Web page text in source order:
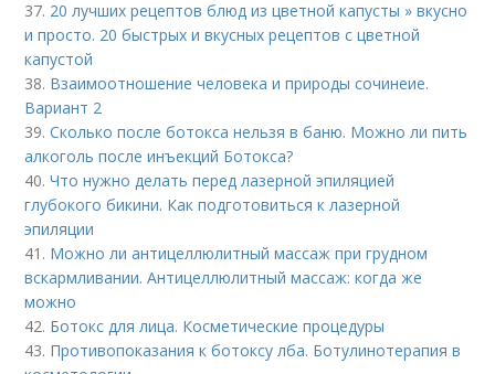
37. 20 лучших рецептов блюд из цветной капусты » вкусно
и просто. 20 быстрых и вкусных рецептов с цветной
капустой
38. Взаимоотношение человека и природы сочинеие.
Вариант 2
39.Сколько после ботокса нельзя в баню. Можно ли пить
алкоголь после инъекций Ботокса?
40.Что нужно делать перед лазерной эпиляцией
глубокого бикини. Как подготовиться к лазерной
эпиляции
41. Можно ли антицеллюлитный массаж при грудном
вскармливании. Антицеллюлитный массаж: когда же
можно
42. Ботокс для лица. Косметические процедуры
43. Противопоказания к ботоксу лба. Ботулинотерапия в